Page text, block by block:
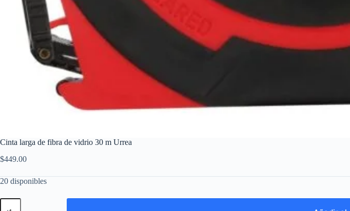
Cinta larga de fibra de vidrio 30 m Urrea
$449.00
20 disponibles
Cinta